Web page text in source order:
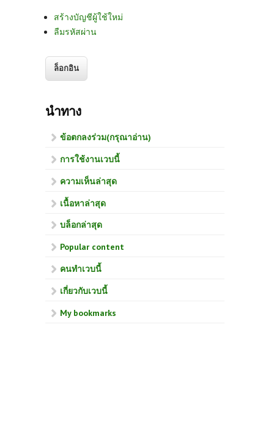
สร้างบัญชีผู้ใช้ใหม่
ลืมรหัสผ่าน
นำทาง
ข้อตกลงร่วม(กรุณาอ่าน)
การใช้งานเวบนี้
ความเห็นล่าสุด
เนื้อหาล่าสุด
บล็อกล่าสุด
Popular content
คนทำเวบนี้
เกี่ยวกับเวบนี้
My bookmarks